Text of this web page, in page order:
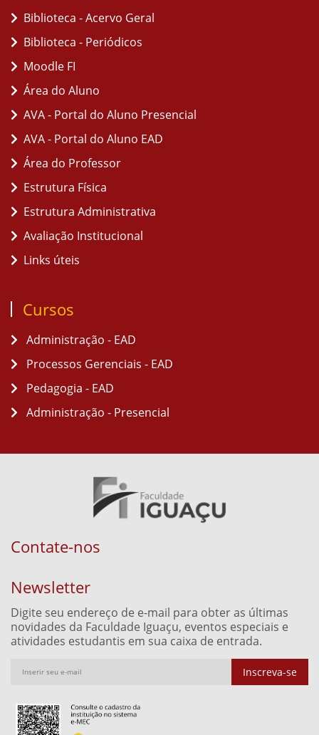
Biblioteca - Acervo Geral
Biblioteca - Periódicos
Moodle FI
Área do Aluno
AVA - Portal do Aluno Presencial
AVA - Portal do Aluno EAD
Área do Professor
Estrutura Física
Estrutura Administrativa
Avaliação Institucional
Links úteis
Cursos
Administração - EAD
Processos Gerenciais - EAD
Pedagogia - EAD
Administração - Presencial
Contate-nos
Newsletter
Digite seu endereço de e-mail para obter as últimas
novidades da Faculdade Iguaçu, eventos especiais e
atividades estudantis em sua caixa de entrada.
Inscreva-se